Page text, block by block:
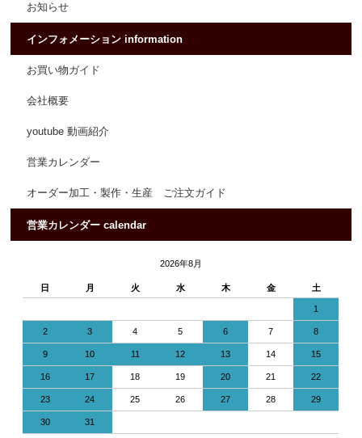
お知らせ
インフォメーション information
お買い物ガイド
会社概要
youtube 動画紹介
営業カレンダー
オーダー加工・製作・生産 ご注文ガイド
営業カレンダー calendar
2026年8月
日 月 火 水 木 金 土
1
2 3 4 5 6 7 8
9 10 11 12 13 14 15
16 17 18 19 20 21 22
23 24 25 26 27 28 29
30 31